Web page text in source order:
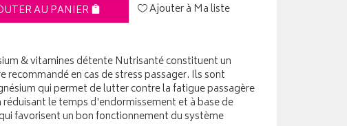
AU PANIER Ajouter à Ma liste
& vitamines détente Nutrisanté constituent un
recommandé en cas de stress passager. Ils sont
qui permet de lutter contre la fatigue passagère
le temps d'endormissement et à base de
favorisent un bon fonctionnement du système